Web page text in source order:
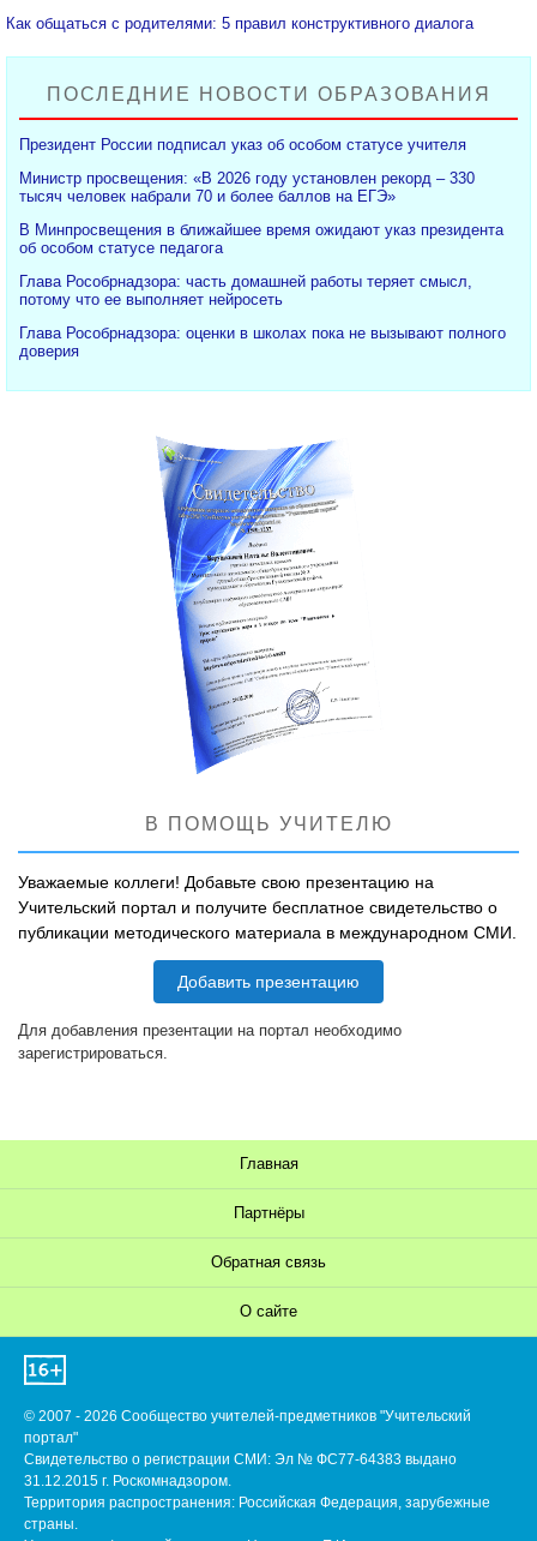
Как общаться с родителями: 5 правил конструктивного диалога
ПОСЛЕДНИЕ НОВОСТИ ОБРАЗОВАНИЯ
Президент России подписал указ об особом статусе учителя
Министр просвещения: «В 2026 году установлен рекорд – 330
тысяч человек набрали 70 и более баллов на ЕГЭ»
В Минпросвещения в ближайшее время ожидают указ президента
об особом статусе педагога
Глава Рособрнадзора: часть домашней работы теряет смысл,
потому что ее выполняет нейросеть
Глава Рособрнадзора: оценки в школах пока не вызывают полного
доверия
В ПОМОЩЬ УЧИТЕЛЮ
Уважаемые коллеги! Добавьте свою презентацию на
Учительский портал и получите бесплатное свидетельство о
публикации методического материала в международном СМИ.
Добавить презентацию
Для добавления презентации на портал необходимо
зарегистрироваться.
Главная
Партнёры
Обратная связь
О сайте
© 2007 - 2026 Сообщество учителей-предметников "Учительский
портал"
Свидетельство о регистрации СМИ: Эл № ФС77-64383 выдано
31.12.2015 г. Роскомнадзором.
Территория распространения: Российская Федерация, зарубежные
страны.